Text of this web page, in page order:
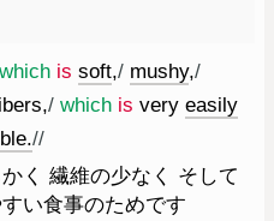
which is soft,/ mushy,/
,/ which is very easily
//
く 繊維の少なく そして
い食事のためです